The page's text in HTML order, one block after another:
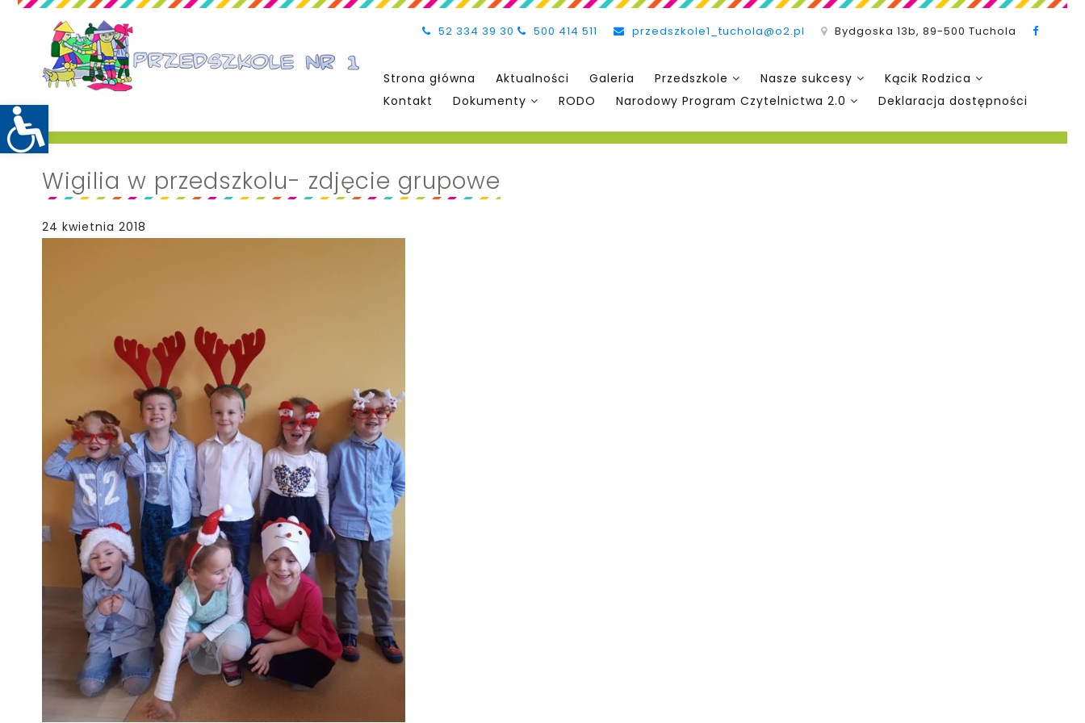
52 334 39 30 500 414 511 przedszkole1_tuchola@o2.pl Bydgoska 13b, 89-500 Tuchola
Strona główna Aktualności Galeria Przedszkole Nasze sukcesy
Kącik Rodzica
Kontakt
Dokumenty RODO Narodowy Program Czytelnictwa 2.0 Deklaracja dostępności
Wigilia w przedszkolu- zdjęcie grupowe
24 kwietnia 2018